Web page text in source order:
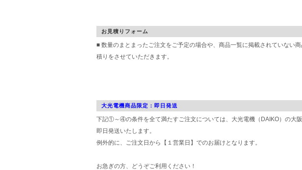
お見積りフォーム
■ 数量のまとまったご注文をご予定の場合や、商品一覧に掲載されていない
積りをさせていただきます。
大光電機商品限定：即日発送
下記①～④の条件を全て満たすご注文については、大光電機（DAIKO）の大阪
即日発送いたします。
例外的に、ご注文日から【１営業日】でのお届けとなります。
お急ぎの方、どうぞご利用ください！